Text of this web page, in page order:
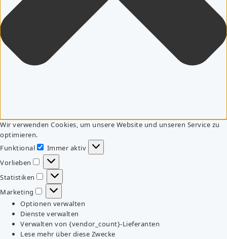
Wir verwenden Cookies, um unsere Website und unseren Service zu
optimieren.
Funktional
Funktional
Immer aktiv
Vorlieben
Vorlieben
Statistiken
Statistiken
Marketing
Marketing
Optionen verwalten
Dienste verwalten
Verwalten von {vendor_count}-Lieferanten
Lese mehr über diese Zwecke